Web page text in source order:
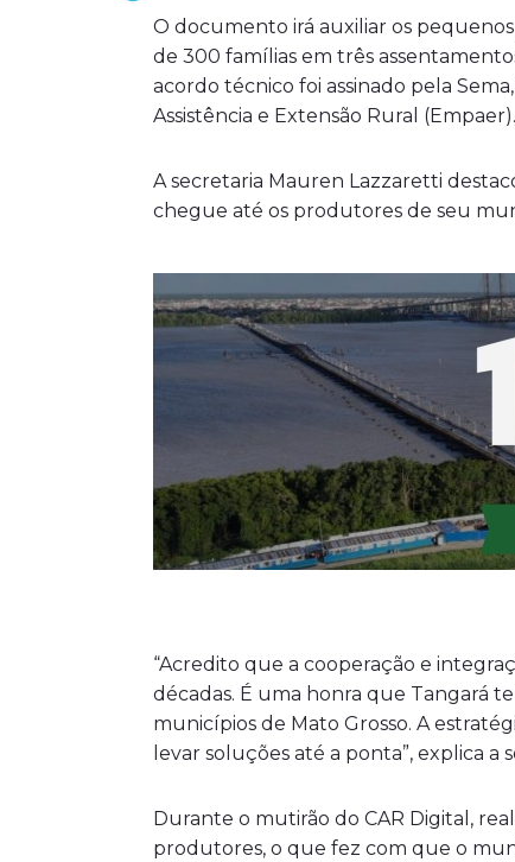
O documento irá auxiliar os
de 300 famílias em três
acordo técnico foi assinado pela
Assistência e Extensão Rural (Empaer).
A secretaria Mauren Lazzaretti
chegue até os produtores de seu
“Acredito que a cooperação e
décadas. É uma honra que Tangará
municípios de Mato Grosso. A
levar soluções até a ponta”, explica a
Durante o mutirão do CAR Digital,
produtores, o que fez com que o